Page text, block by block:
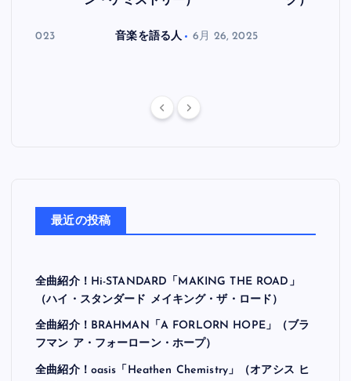
30, 2023 音楽を語る人 6月 26, 2025
最近の投稿
全曲紹介！Hi-STANDARD「MAKING THE ROAD」
（ハイ・スタンダード メイキング・ザ・ロード）
全曲紹介！BRAHMAN「A FORLORN HOPE」（ブラ
フマン ア・フォーローン・ホープ）
全曲紹介！oasis「Heathen Chemistry」（オアシス ヒ